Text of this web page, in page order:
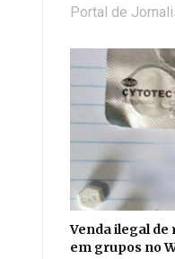
Portal de
Venda ilegal
em grupos no